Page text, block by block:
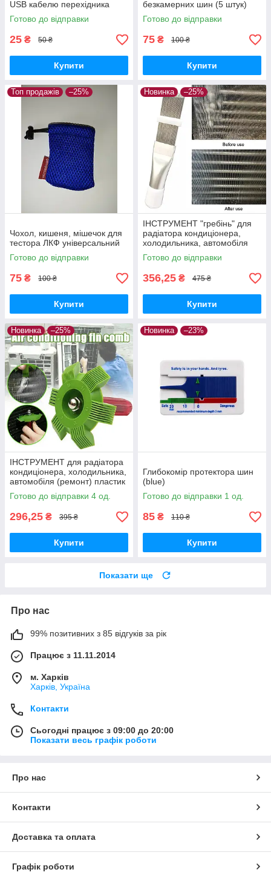
USB кабелю перехідника
Готово до відправки
25 ₴ 50 ₴
Купити
безкамерних шин (5 штук)
Готово до відправки
75 ₴ 100 ₴
Купити
Топ продажів –25%
Чохол, кишеня, мішечок для
тестора ЛКФ універсальний
Готово до відправки
75 ₴ 100 ₴
Купити
Новинка –25%
ІНСТРУМЕНТ "гребінь" для
радіатора кондиціонера,
холодильника, автомобіля
(очищення, ремонт)
Готово до відправки
356,25 ₴ 475 ₴
Купити
Новинка –25%
ІНСТРУМЕНТ для радіатора
кондиціонера, холодильника,
автомобіля (ремонт) пластик
Готово до відправки 4 од.
296,25 ₴ 395 ₴
Купити
Новинка –23%
Глибокомір протектора шин
(blue)
Готово до відправки 1 од.
85 ₴ 110 ₴
Купити
Показати ще
Про нас
99% позитивних з 85 відгуків за рік
Працює з 11.11.2014
м. Харків
Харків, Україна
Контакти
Сьогодні працює з 09:00 до 20:00
Показати весь графік роботи
Про нас
Контакти
Доставка та оплата
Графік роботи